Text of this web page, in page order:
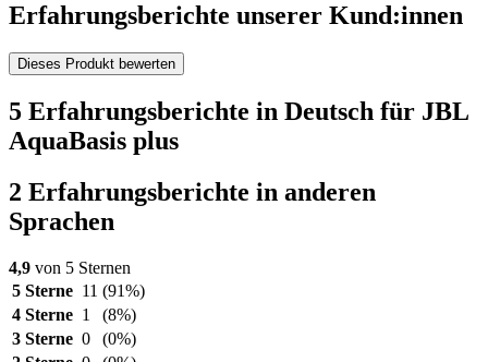
Erfahrungsberichte unserer Kund:innen
Dieses Produkt bewerten
5 Erfahrungsberichte in Deutsch für JBL
AquaBasis plus
2 Erfahrungsberichte in anderen
Sprachen
4,9 von 5 Sternen
5 Sterne 11 (91%)
4 Sterne 1
(8%)
3 Sterne 0
(0%)